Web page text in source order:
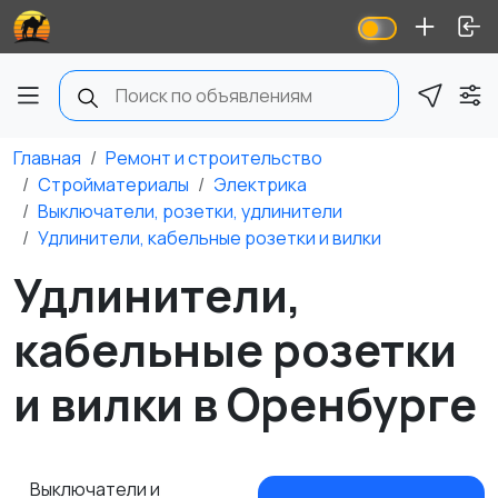
Главная
Ремонт и строительство
Стройматериалы
Электрика
Выключатели, розетки, удлинители
Удлинители, кабельные розетки и вилки
Удлинители,
кабельные розетки
и вилки в Оренбурге
Выключатели и